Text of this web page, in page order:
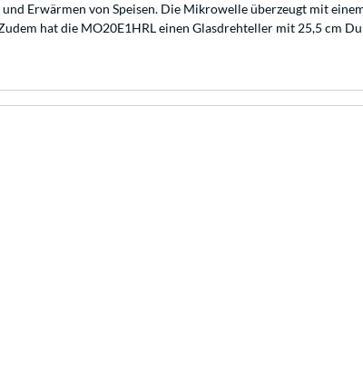
Erwärmen von Speisen. Die Mikrowelle überzeugt mit
hat die MO20E1HRL einen Glasdrehteller mit 25,5 cm